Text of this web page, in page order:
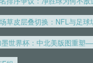
广西恒宸vs梅州客家 全场
苏州东吴vs上海海港 全场